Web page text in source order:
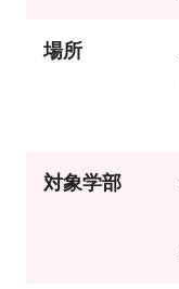
場所
対象学部